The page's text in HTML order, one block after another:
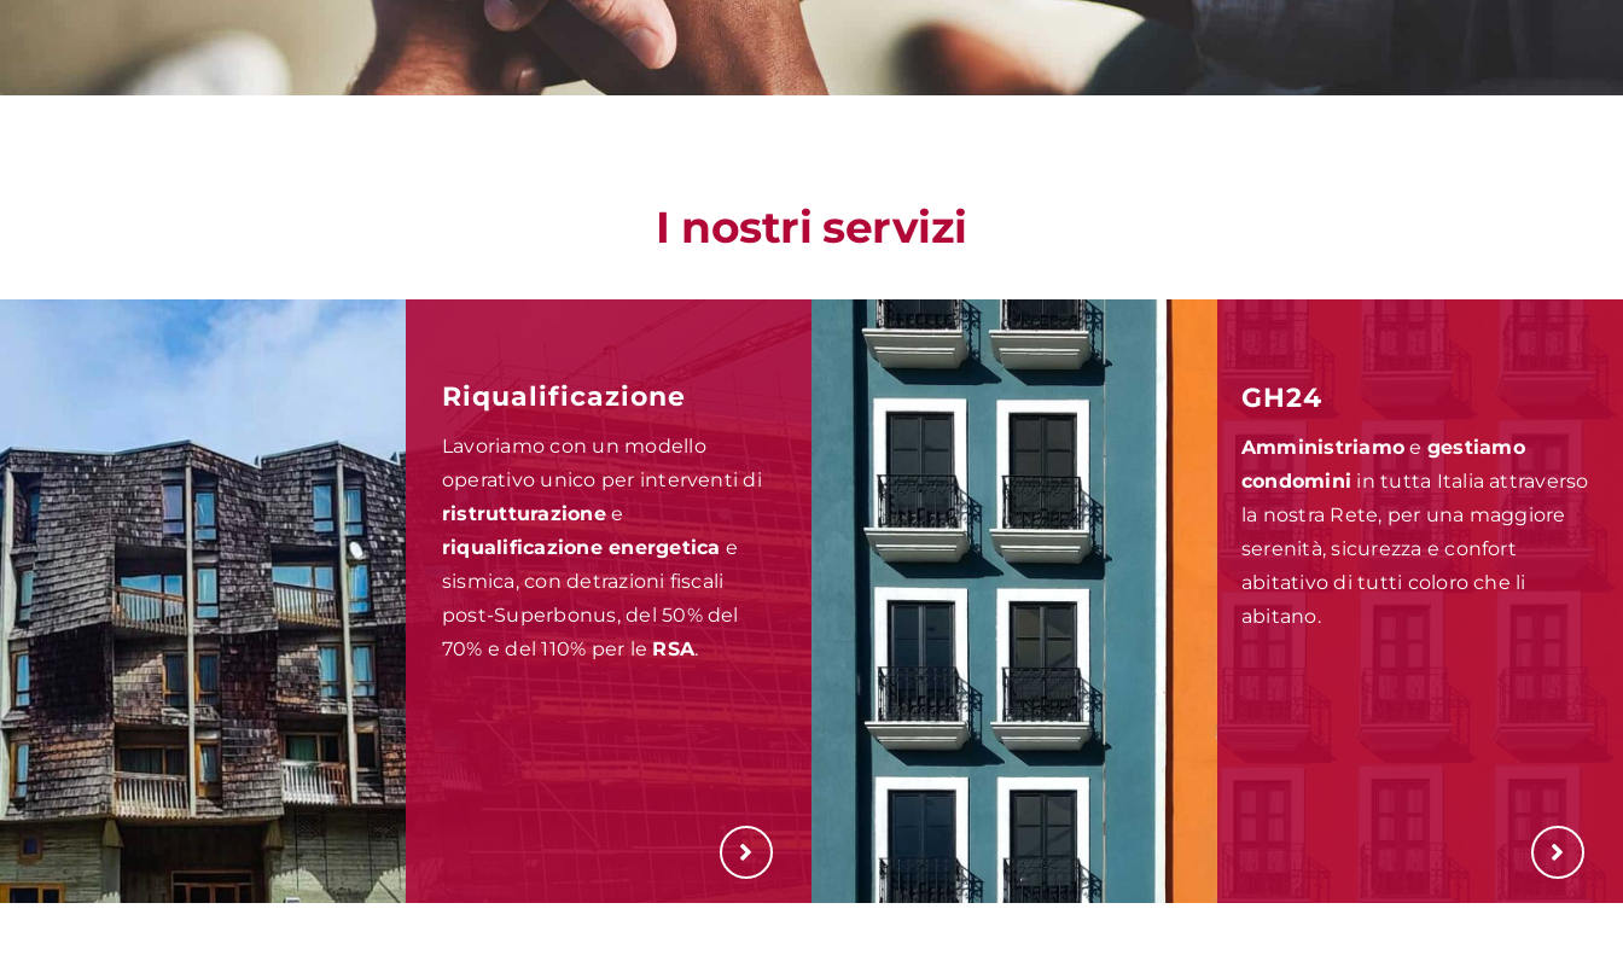
I nostri servizi
Riqualificazione
Lavoriamo con un modello
operativo unico per interventi di
ristrutturazionee
riqualificazione energetica e
sismica, con detrazioni fiscali
post-Superbonus, del 50% del
70% e del 110% per le RSA.
GH24
Amministriamo e gestiamo
condomini in tutta Italia attraverso
la nostra Rete, per una maggiore
serenità, sicurezza e confort
abitativo di tutti coloro che li
abitano.